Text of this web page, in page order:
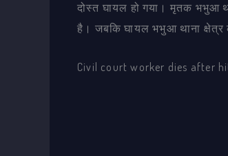
दोस्त घायल हो गया। मृतक भभुआ
है। जबकि घायल भभुआ थाना क्षेत्र
Civil court worker dies after